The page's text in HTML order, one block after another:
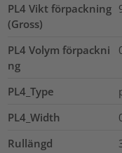
PL4 Vikt förpackning
(Gross)
PL4 Volym förpackni
ng
PL4_Type
PL4_Width
Rullängd